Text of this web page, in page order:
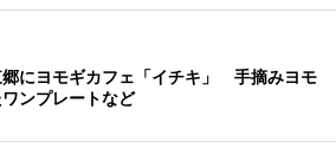
郷にヨモギカフェ「イチキ」 手摘みヨモ
ンプレートなど